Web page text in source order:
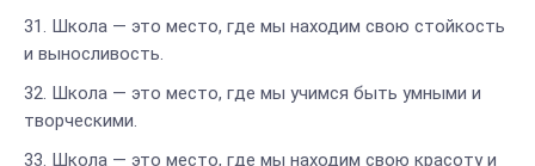
Школа — это место, где мы находим свою стойкость
и выносливость.
Школа — это место, где мы учимся быть умными и
творческими.
Школа — это место, где мы находим свою красоту и